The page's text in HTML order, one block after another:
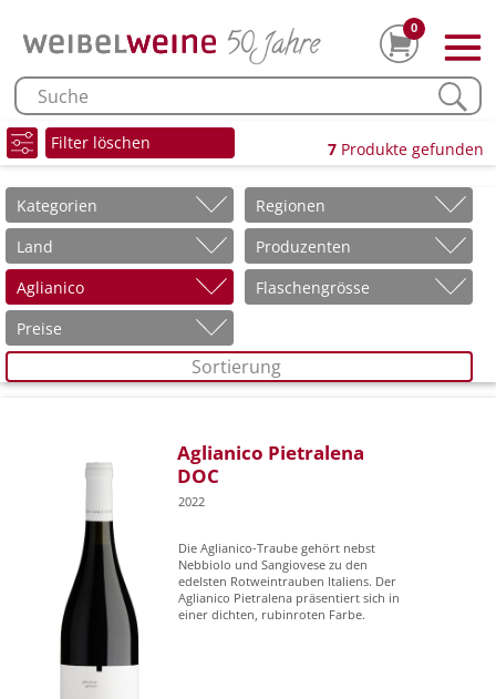
0
Filter löschen 7 Produkte gefunden
Kategorien
Regionen
Land
Produzenten
Aglianico
Flaschengrösse
Preise
Sortierung
Aglianico Pietralena
DOC
2022
Die Aglianico-Traube gehört nebst
Nebbiolo und Sangiovese zu den
edelsten Rotweintrauben Italiens. Der
Aglianico Pietralena präsentiert sich in
einer dichten, rubinroten Farbe.